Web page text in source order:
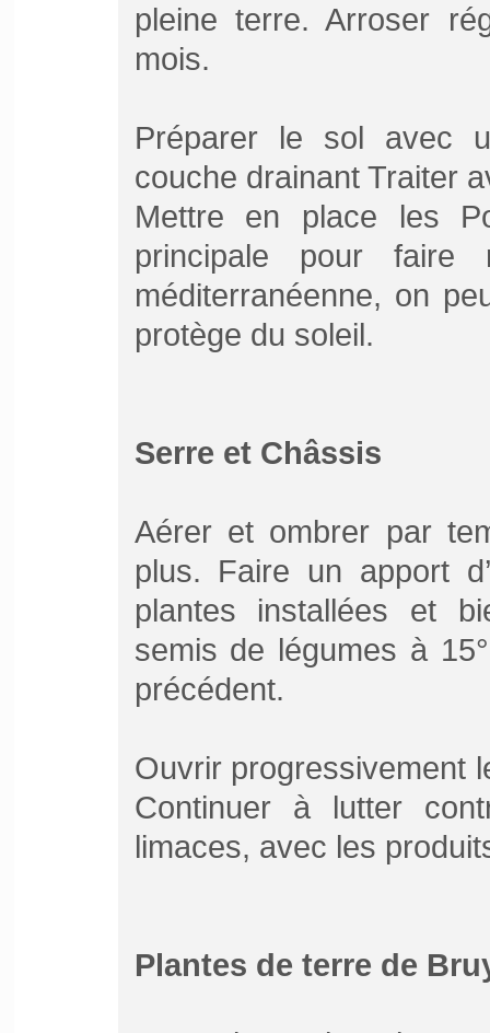
pleine terre. Arroser
mois.
Préparer le sol avec
couche drainant Traiter
Mettre en place les
principale pour
méditerranéenne, on
protège du soleil.
Serre et Châssis
Aérer et ombrer par
plus. Faire un apport
plantes installées et
semis de légumes à
précédent.
Ouvrir progressivement
Continuer à lutter
limaces, avec les
Plantes de terre de